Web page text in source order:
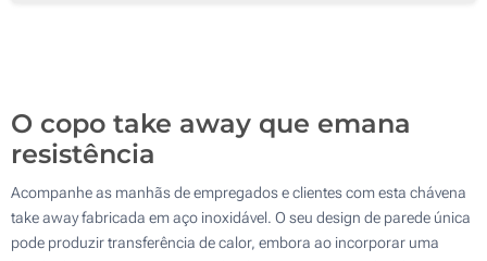
O copo take away que emana
resistência
Acompanhe as manhãs de empregados e clientes com esta chávena
take away fabricada em aço inoxidável. O seu design de parede única
pode produzir transferência de calor, embora ao incorporar uma